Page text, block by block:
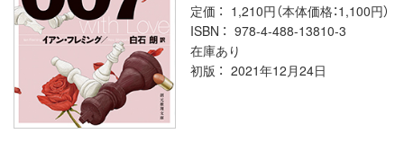
定価
1,210円（本体価格：1,100円）
ISBN
978-4-488-13810-3
在庫あり
初版
2021年12月24日